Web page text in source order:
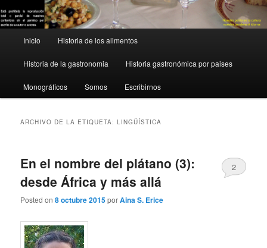
principal
Inicio Historia de los alimentos
Historia de la gastronomia Historia gastronómica por paises
Monográficos Somos Escribirnos
ARCHIVO DE LA ETIQUETA:LINGÜÍSTICA
En el nombre del plátano (3):
desde África y más allá
Posted on8 octubre 2015porAina S. Erice
2